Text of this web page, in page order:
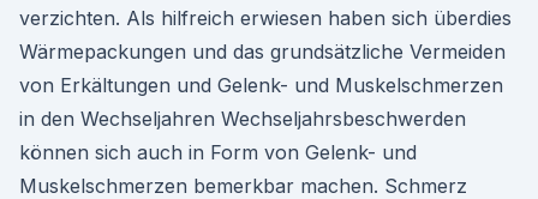
verzichten. Als hilfreich erwiesen haben sich überdies
Wärmepackungen und das grundsätzliche Vermeiden
von Erkältungen und Gelenk- und Muskelschmerzen
in den Wechseljahren Wechseljahrsbeschwerden
können sich auch in Form von Gelenk- und
Muskelschmerzen bemerkbar machen. Schmerz